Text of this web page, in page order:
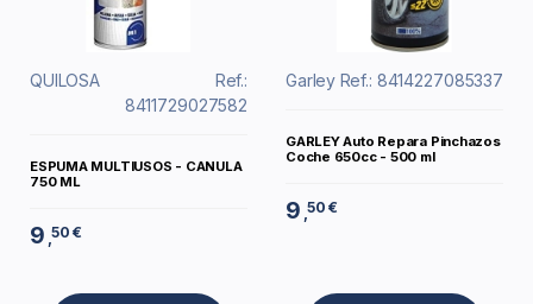
QUILOSA
Ref.:
8411729027582
ESPUMA MULTIUSOS - CANULA
750 ML
9 ,50 €
Garley Ref.: 8414227085337
GARLEY Auto Repara Pinchazos
Coche 650cc - 500 ml
9 ,50 €